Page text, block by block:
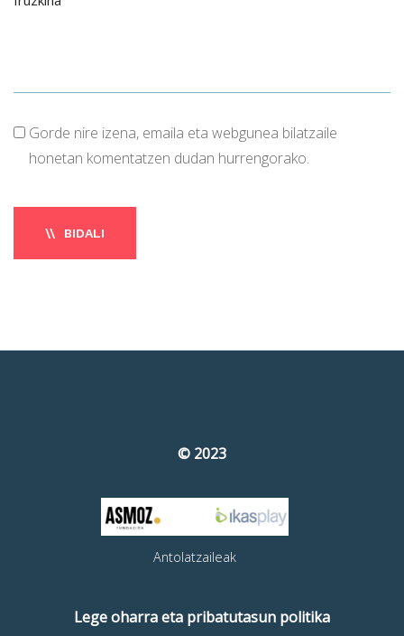
Gorde nire izena, emaila eta webgunea bilatzaile
honetan komentatzen dudan hurrengorako.
BIDALI
© 2023
Antolatzaileak
Lege oharra eta pribatutasun politika